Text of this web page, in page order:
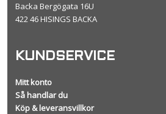
Backa Bergögata 16U
422 46 HISINGS BACKA
KUNDSERVICE
Mitt konto
Så handlar du
Köp & leveransvillkor